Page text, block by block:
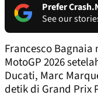
Prefer
See our
Francesco
MotoGP 2026
Ducati, Marc
detik di Grand Prix